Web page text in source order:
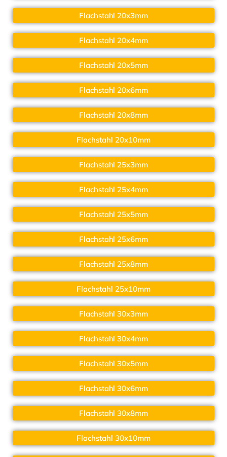
Flachstahl 20x3mm
Flachstahl 20x4mm
Flachstahl 20x5mm
Flachstahl 20x6mm
Flachstahl 20x8mm
Flachstahl 20x10mm
Flachstahl 25x3mm
Flachstahl 25x4mm
Flachstahl 25x5mm
Flachstahl 25x6mm
Flachstahl 25x8mm
Flachstahl 25x10mm
Flachstahl 30x3mm
Flachstahl 30x4mm
Flachstahl 30x5mm
Flachstahl 30x6mm
Flachstahl 30x8mm
Flachstahl 30x10mm